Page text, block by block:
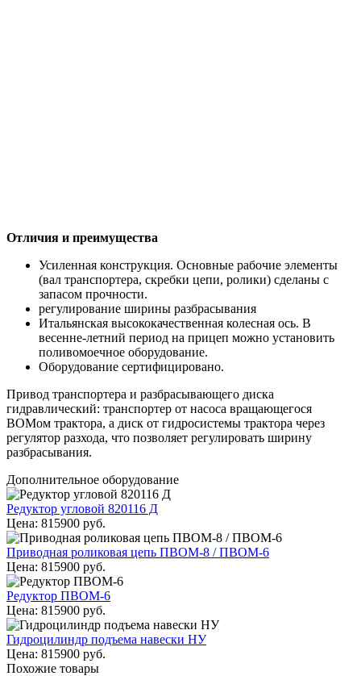
Отличия и преимущества
Усиленная конструкция. Основные рабочие элементы
(вал транспортера, скребки цепи, ролики) сделаны с
запасом прочности.
регулирование ширины разбрасывания
Итальянская высококачественная колесная ось. В
весенне-летний период на прицеп можно установить
поливомоечное оборудование.
Оборудование сертифицировано.
Привод транспортера и разбрасывающего диска
гидравлический: транспортер от насоса вращающегося
ВОМом трактора, а диск от гидросистемы трактора через
регулятор разхода, что позволяет регулировать ширину
разбрасывания.
Дополнительное оборудование
Редуктор угловой 820116 Д
Цена: 815900 руб.
Приводная роликовая цепь ПВОМ-8 / ПВОМ-6
Цена: 815900 руб.
Редуктор ПВОМ-6
Цена: 815900 руб.
Гидроцилиндр подъема навески НУ
Цена: 815900 руб.
Похожие товары